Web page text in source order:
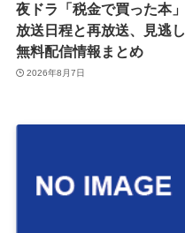
夜ドラ「税金で買った本」
放送日程と再放送、見逃し
無料配信情報まとめ
2026年8月7日